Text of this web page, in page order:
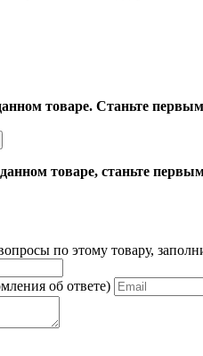
товаре. Станьте
товаре, станьте
по этому товару,
об ответе)